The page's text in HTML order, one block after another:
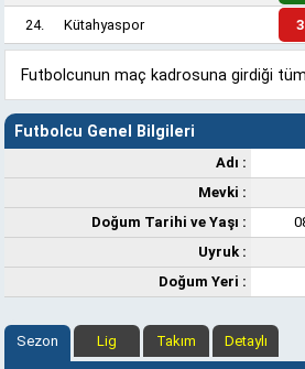
24. Kütahyaspor
Futbolcunun maç kadrosuna girdiği
Futbolcu Genel Bilgileri
Adı :
Mevki :
Doğum Tarihi ve Yaşı :
Uyruk :
Doğum Yeri :
Sezon Lig Takım Detaylı